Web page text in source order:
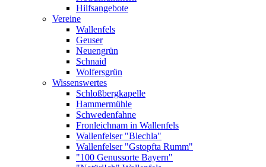
Hilfsangebote
Vereine
Wallenfels
Geuser
Neuengrün
Schnaid
Wolfersgrün
Wissenswertes
Schloßbergkapelle
Hammermühle
Schwedenfahne
Fronleichnam in Wallenfels
Wallenfelser "Blechla"
Wallenfelser "Gstopfta Rumm"
"100 Genussorte Bayern"